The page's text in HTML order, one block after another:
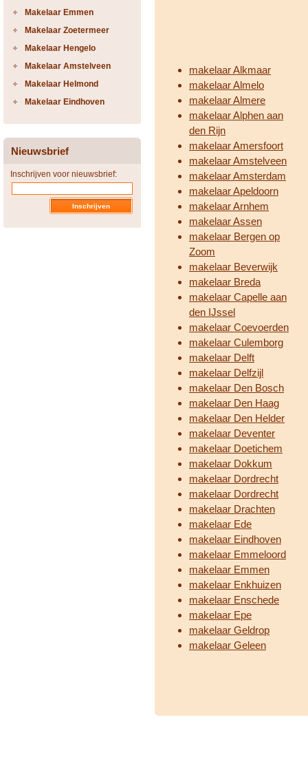
Makelaar Emmen
Makelaar Zoetermeer
Makelaar Hengelo
Makelaar Amstelveen
Makelaar Helmond
Makelaar Eindhoven
Nieuwsbrief
Inschrijven voor nieuwsbrief:
makelaar Alkmaar
makelaar Almelo
makelaar Almere
makelaar Alphen aan
den Rijn
makelaar Amersfoort
makelaar Amstelveen
makelaar Amsterdam
makelaar Apeldoorn
makelaar Arnhem
makelaar Assen
makelaar Bergen op
Zoom
makelaar Beverwijk
makelaar Breda
makelaar Capelle aan
den IJssel
makelaar Coevoerden
makelaar Culemborg
makelaar Delft
makelaar Delfzijl
makelaar Den Bosch
makelaar Den Haag
makelaar Den Helder
makelaar Deventer
makelaar Doetichem
makelaar Dokkum
makelaar Dordrecht
makelaar Dordrecht
makelaar Drachten
makelaar Ede
makelaar Eindhoven
makelaar Emmeloord
makelaar Emmen
makelaar Enkhuizen
makelaar Enschede
makelaar Epe
makelaar Geldrop
makelaar Geleen